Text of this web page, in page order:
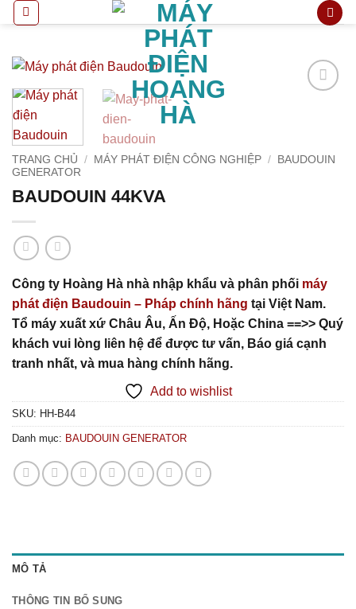
qua
dung
TRANG CHỦ / MÁY PHÁT ĐIỆN CÔNG NGHIỆP /
BAUDOUIN
GENERATOR
BAUDOUIN 44KVA
Công ty Hoàng Hà nhà nhập khẩu và phân phối máy
phát điện Baudouin – Pháp chính hãng tại Việt Nam.
Tổ máy xuất xứ Châu Âu, Ấn Độ, Hoặc China ==>> Quý
khách vui lòng liên hệ để được tư vấn, Báo giá cạnh
tranh nhất, và mua hàng chính hãng.
Add to wishlist
SKU: HH-B44
Danh mục: BAUDOUIN GENERATOR
MÔ TẢ
THÔNG TIN BỔ SUNG